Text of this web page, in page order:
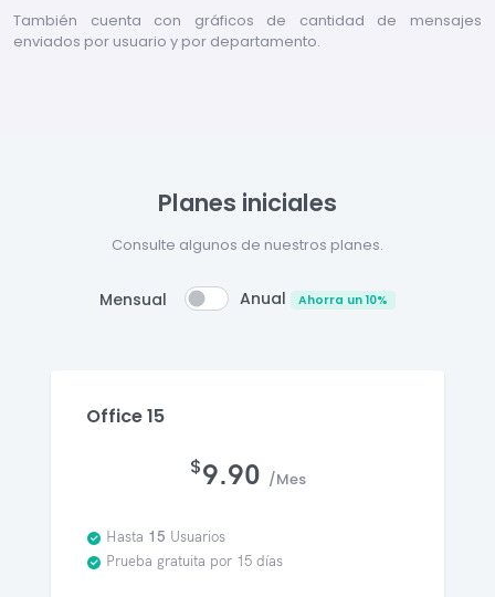
También cuenta con gráficos de cantidad de mensajes
enviados por usuario y por departamento.
Planes iniciales
Consulte algunos de nuestros planes.
Mensual Anual Ahorra un 10%
Office 15
$9.90 /Mes
Hasta 15 Usuarios
Prueba gratuita por 15 días